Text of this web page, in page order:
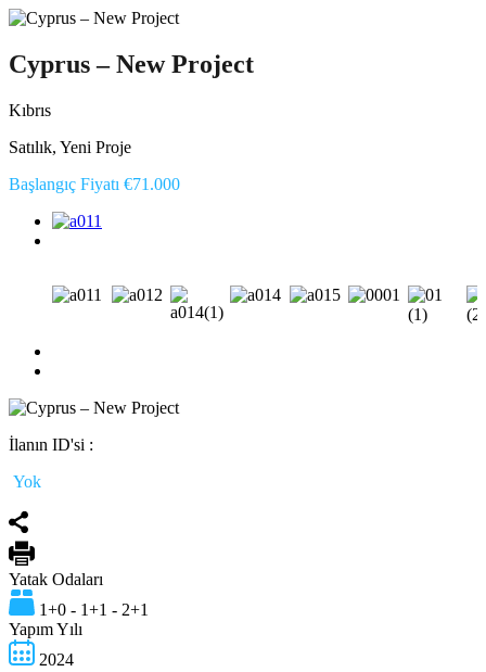
Cyprus – New Project
Kıbrıs
Satılık, Yeni Proje
Başlangıç Fiyatı €71.000
İlanın ID'si :
Yok
Yatak Odaları
1+0 - 1+1 - 2+1
Yapım Yılı
2024